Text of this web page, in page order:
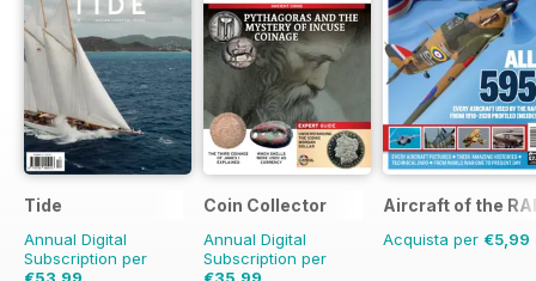
Tide
Annual Digital
Subscription per
€53,99
Coin Collector
Annual Digital
Subscription per
€35,99
Aircraft of the
Acquista per €5,99